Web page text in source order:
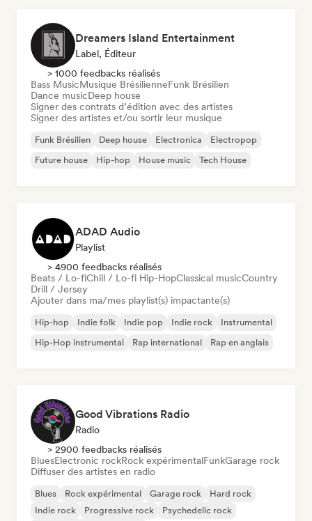
Dreamers Island Entertainment
Label, Éditeur
> 1000 feedbacks réalisés
Bass MusicMusique BrésilienneFunk Brésilien
Dance musicDeep house
Signer des contrats d’édition avec des artistes
Signer des artistes et/ou sortir leur musique
Funk Brésilien Deep house Electronica
Electropop
Future house
Hip-hop House music Tech House
ADAD Audio
Playlist
> 4900 feedbacks réalisés
Beats / Lo-fiChill / Lo-fi Hip-HopClassical musicCountry
Drill / Jersey
Ajouter dans ma/mes playlist(s) impactante(s)
Hip-hop Indie folk Indie pop Indie rock
Instrumental
Hip-Hop instrumental
Rap international Rap en anglais
Good Vibrations Radio
Radio
> 2900 feedbacks réalisés
BluesElectronic rockRock expérimentalFunkGarage rock
Diffuser des artistes en radio
Blues Rock expérimental Garage rock
Hard rock
Indie rock
Progressive rock
Psychedelic rock